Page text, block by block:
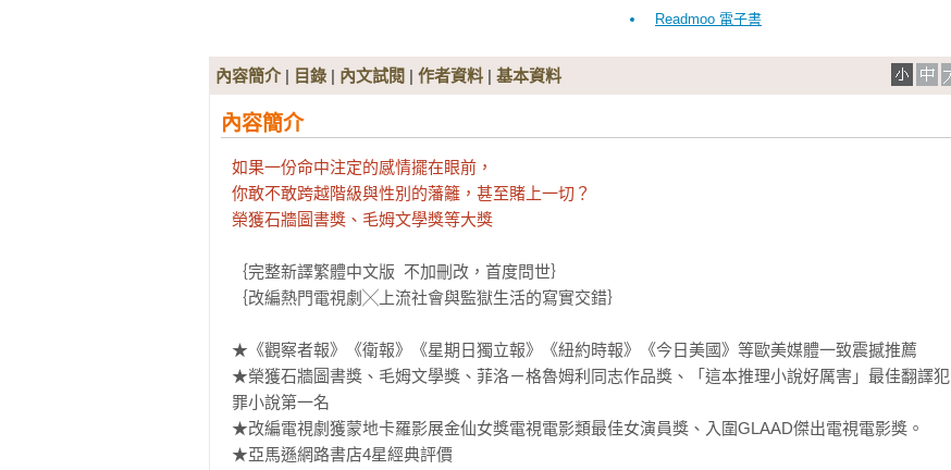
Readmoo 電子書
內容簡介| 目錄 | 內文試閱 | 作者資料 | 基本資料
內容簡介
如果一份命中注定的感情擺在眼前，
你敢不敢跨越階級與性別的藩籬，甚至賭上一切？
榮獲石牆圖書獎、毛姆文學獎等大獎
｛完整新譯繁體中文版  不加刪改，首度問世｝
｛改編熱門電視劇╳上流社會與監獄生活的寫實交錯｝
★《觀察者報》《衛報》《星期日獨立報》《紐約時報》《今日美國》等歐美媒體一致震撼推薦
★榮獲石牆圖書獎、毛姆文學獎、菲洛－格魯姆利同志作品獎、「這本推理小說好厲害」最佳翻譯犯
罪小說第一名
★改編電視劇獲蒙地卡羅影展金仙女獎電視電影類最佳女演員獎、入圍GLAAD傑出電視電影獎。
★亞馬遜網路書店4星經典評價